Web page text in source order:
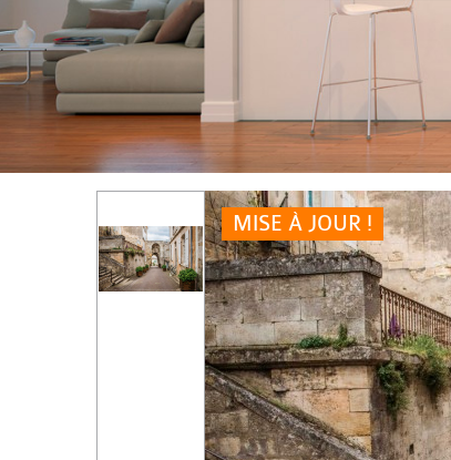
MISE À JOUR !